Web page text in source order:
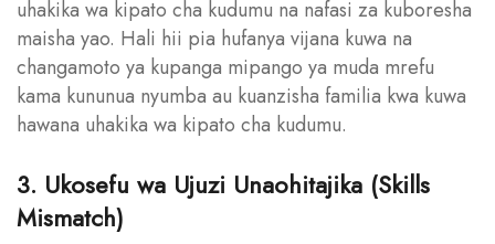
uhakika wa kipato cha kudumu na nafasi za kuboresha
maisha yao. Hali hii pia hufanya vijana kuwa na
changamoto ya kupanga mipango ya muda mrefu
kama kununua nyumba au kuanzisha familia kwa kuwa
hawana uhakika wa kipato cha kudumu.
3. Ukosefu wa Ujuzi Unaohitajika (Skills
Mismatch)